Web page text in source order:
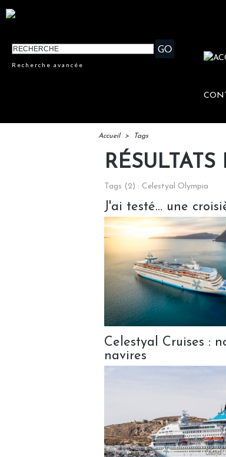
Recherche avancée
Accueil > Tags
Tags (2) : Celestyal Olympia
J'ai testé... une
Celestyal Cruises :
navires